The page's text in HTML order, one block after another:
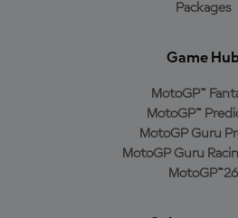
Packages
Game
MotoGP™
MotoGP™
MotoGP Guru
MotoGP Guru
MotoGP™26